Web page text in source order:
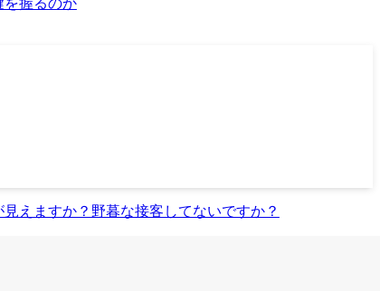
えますか？野暮な接客してないですか？